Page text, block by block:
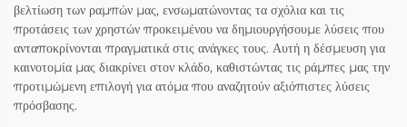
βελτίωση των ραμπών μας, ενσωματώνοντας τα σχόλια και τις
προτάσεις των χρηστών προκειμένου να δημιουργήσουμε λύσεις που
ανταποκρίνονται πραγματικά στις ανάγκες τους. Αυτή η δέσμευση για
καινοτομία μας διακρίνει στον κλάδο, καθιστώντας τις ράμπες μας την
προτιμώμενη επιλογή για ατόμα που αναζητούν αξιόπιστες λύσεις
πρόσβασης.